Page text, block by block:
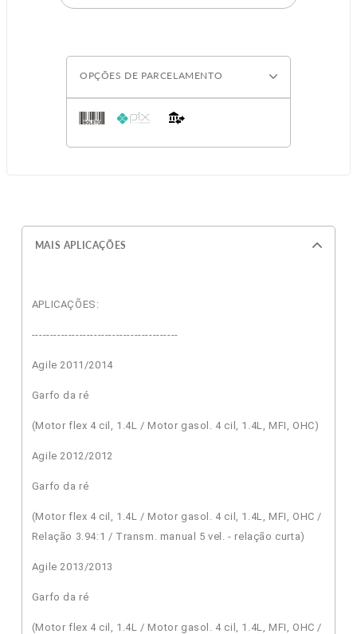
OPÇÕES DE PARCELAMENTO
MAIS APLICAÇÕES
APLICAÇÕES:
----------------------------------------
Agile 2011/2014
Garfo da ré
(Motor flex 4 cil, 1.4L / Motor gasol. 4 cil, 1.4L, MFI, OHC)
Agile 2012/2012
Garfo da ré
(Motor flex 4 cil, 1.4L / Motor gasol. 4 cil, 1.4L, MFI, OHC /
Relação 3.94:1 / Transm. manual 5 vel. - relação curta)
Agile 2013/2013
Garfo da ré
(Motor flex 4 cil, 1.4L / Motor gasol. 4 cil, 1.4L, MFI, OHC /